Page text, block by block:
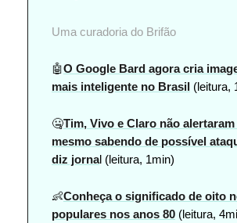
Uma curadoria do Brifão
🤖O Google Bard agora cria
mais inteligente no Brasil (leitura,
🤐Tim, Vivo e Claro não
mesmo sabendo de possível
diz jornal (leitura, 1min)
👶Conheça o significado de oito
populares nos anos 80 (leitura,